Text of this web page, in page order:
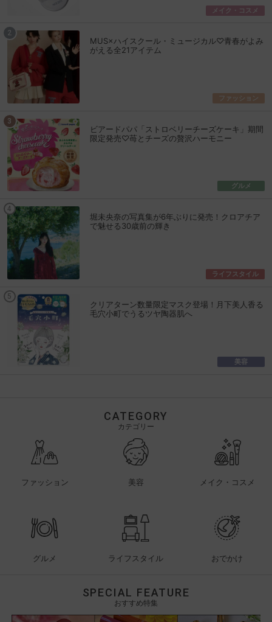
メイク・コスメ
MUS×ハイスクール・ミュージカル♡青春がよみ
がえる全21アイテム
ファッション
ビアードパパ「ストロベリーチーズケーキ」期間
限定発売♡苺とチーズの贅沢ハーモニー
グルメ
堀未央奈の写真集が6年ぶりに発売！クロアチア
で魅せる30歳前の輝き
ライフスタイル
クリアターン数量限定マスク登場！月下美人香る
毛穴小町でうるツヤ陶器肌へ
美容
CATEGORY
カテゴリー
ファッション 美容 メイク・コスメ
グルメ ライフスタイル おでかけ
SPECIAL FEATURE
おすすめ特集